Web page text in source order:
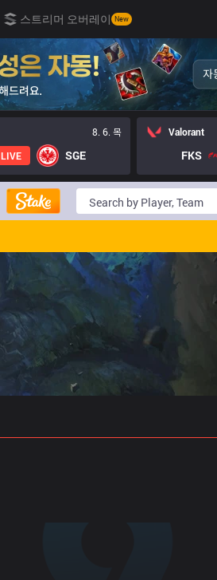
스트리머 오버레이 New
8. 6. 목
LIVE SGE
Valorant
FKS